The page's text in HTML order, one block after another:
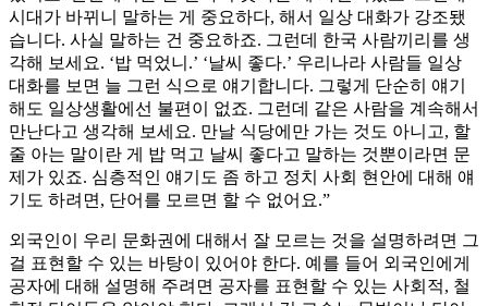
시대가 바뀌니 말하는 게 중요하다, 해서 일상 대화가 강조됐
습니다. 사실 말하는 건 중요하죠. 그런데 한국 사람끼리를 생
각해 보세요. ‘밥 먹었니.’ ‘날씨 좋다.’ 우리나라 사람들 일상
대화를 보면 늘 그런 식으로 얘기합니다. 그렇게 단순히 얘기
해도 일상생활에선 불편이 없죠. 그런데 같은 사람을 계속해서
만난다고 생각해 보세요. 만날 식당에만 가는 것도 아니고, 할
줄 아는 말이란 게 밥 먹고 날씨 좋다고 말하는 것뿐이라면 문
제가 있죠. 심층적인 얘기도 좀 하고 정치 사회 현안에 대해 얘
기도 하려면, 단어를 모르면 할 수 없어요.”
외국인이 우리 문화권에 대해서 잘 모르는 것을 설명하려면 그
걸 표현할 수 있는 바탕이 있어야 한다. 예를 들어 외국인에게
공자에 대해 설명해 주려면 공자를 표현할 수 있는 사회적, 철